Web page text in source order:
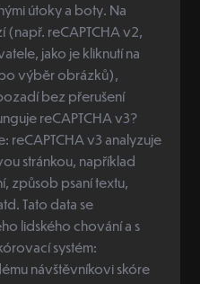
útoky a boty. Na
reCAPTCHA v2,
jako je kliknutí na
výběr obrázků),
bez přerušení
reCAPTCHA v3?
reCAPTCHA v3 analyzuje
stránkou, například
způsob psaní textu,
Tato data se
lidského chování a s
systém:
návštěvníkovi skóre